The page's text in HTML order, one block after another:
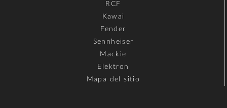
RCF
Kawai
Fender
Sennheiser
Mackie
Elektron
Mapa del sitio